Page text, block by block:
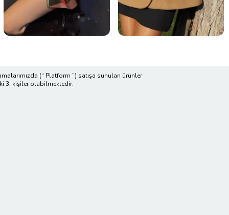
(“ Platform ”) satışa sunulan ürünler
3. kişiler olabilmektedir.